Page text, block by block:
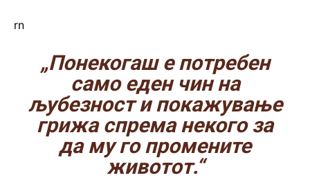
rn
„Понекогаш е потребен
само еден чин на
љубезност и покажување
грижа спрема некого за
да му го промените
животот.“